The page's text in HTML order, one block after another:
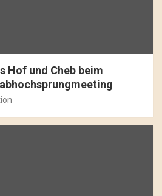
Hof und Cheb beim